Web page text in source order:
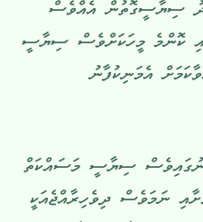
ސިޔާސީގޮތުން އެއްވެސް
ކޮންމެ މީހަކަށްވެސް ސިޔާސީ
އެމަނިކުފާނު
ސިޔާސީ މަސައްކަތް
ނަމަވެސް ދިވެހިރާއްޖެއަކީ